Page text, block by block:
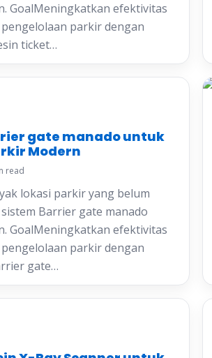
GoalMeningkatkan efektivitas
parkir dengan
ticket…
gate manado untuk
Modern
read
lokasi parkir yang belum
Barrier gate manado
GoalMeningkatkan efektivitas
parkir dengan
gate…